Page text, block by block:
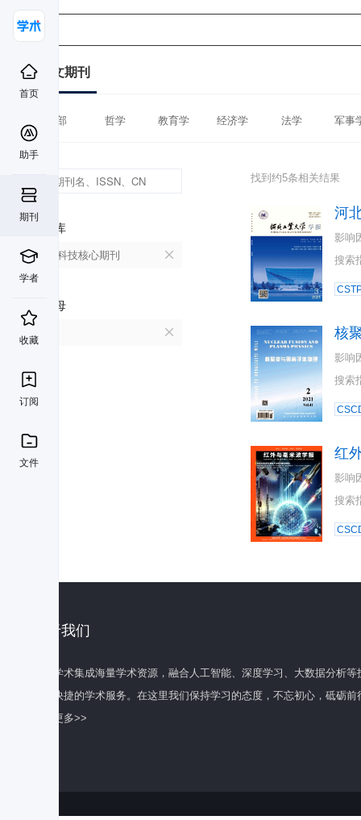
首页
助手
期刊
学者
收藏
订阅
文件
中文期刊
全部 哲学 教育学 经济学 法学 军事
数据库
中国科技核心期刊
首字母
找到约5条相关结果
河
影响
搜索
核
影响
搜索
红
影响
搜索
关于我们
百度学术集成海量学术资源，融合人工智能、深度学习、大数据分析
全面快捷的学术服务。在这里我们保持学习的态度，不忘初心，砥砺前
了解更多>>